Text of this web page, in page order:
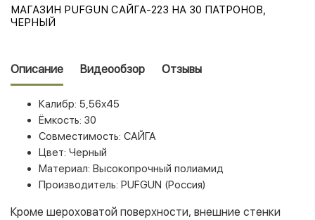
МАГАЗИН PUFGUN САЙГА-223 НА 30 ПАТРОНОВ,
ЧЕРНЫЙ
Описание Видеообзор Отзывы
Калибр: 5,56х45
Ёмкость: 30
Совместимость: САЙГА
Цвет: Черный
Материал: Высокопрочный полиамид
Производитель: PUFGUN (Россия)
Кроме шероховатой поверхности, внешние стенки